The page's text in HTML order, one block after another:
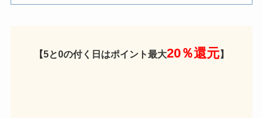
【5と0の付く日はポイント最大20％還元】